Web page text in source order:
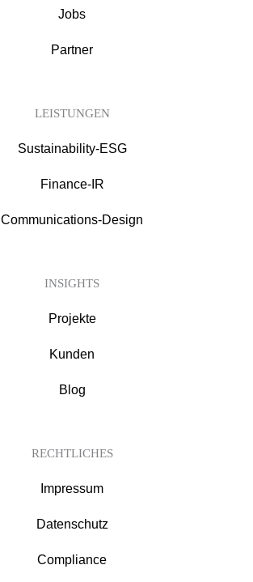
Jobs
Partner
LEISTUNGEN
Sustainability-ESG
Finance-IR
Communications-Design
INSIGHTS
Projekte
Kunden
Blog
RECHTLICHES
Impressum
Datenschutz
Compliance